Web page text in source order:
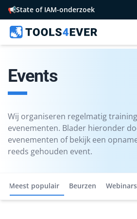
📢State of IAM-onderzoek
Events
Wij organiseren regelmatig
evenementen. Blader hieronder
evenementen of bekijk een
reeds gehouden event.
Meest populair Beurzen Webinars